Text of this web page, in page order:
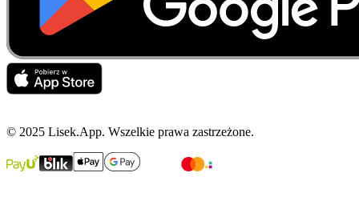
© 2025 Lisek.App. Wszelkie prawa zastrzeżone.